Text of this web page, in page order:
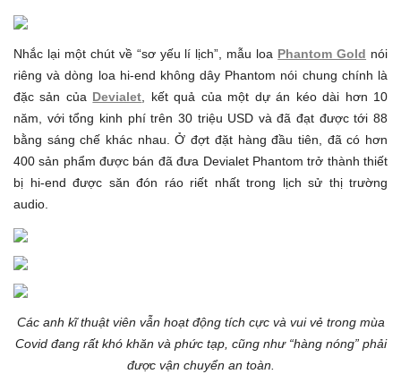
Nhắc lại một chút về “sơ yếu lí lịch”, mẫu loa Phantom Gold nói
riêng và dòng loa hi-end không dây Phantom nói chung chính là
đặc sản của Devialet , kết quả của một dự án kéo dài hơn 10
năm, với tổng kinh phí trên 30 triệu USD và đã đạt được tới 88
bằng sáng chế khác nhau. Ở đợt đặt hàng đầu tiên, đã có hơn
400 sản phẩm được bán đã đưa Devialet Phantom trở thành thiết
bị hi-end được săn đón ráo riết nhất trong lịch sử thị trường
audio.
Các anh kĩ thuật viên vẫn hoạt động tích cực và vui vẻ trong mùa
Covid đang rất khó khăn và phức tạp, cũng như “hàng nóng” phải
được vận chuyển an toàn.